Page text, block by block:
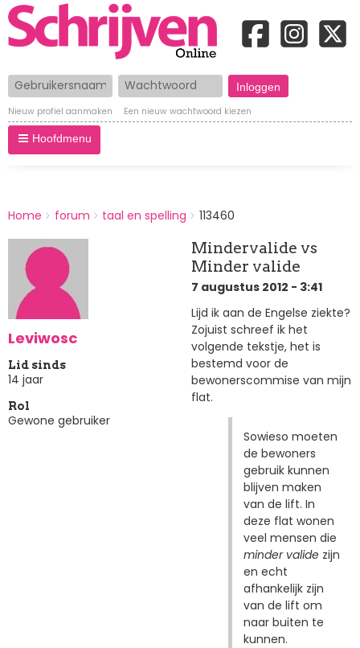
Gebruikersnaam Wachtwoord
Nieuw profiel aanmaken Een nieuw wachtwoord kiezen
Hoofdmenu
BREADCRUMBS
You
here:
Home forum taal en spelling 113460
Leviwosc
Lid sinds
14 jaar
Rol
Gewone gebruiker
Mindervalide vs
Minder valide
7 augustus 2012 - 3:41
Lijd ik aan de Engelse ziekte?
Zojuist schreef ik het
volgende tekstje, het is
bestemd voor de
bewonerscommise van mijn
flat.
Sowieso moeten
de bewoners
gebruik kunnen
blijven maken
van de lift. In
deze flat wonen
veel mensen die
minder validezijn
en echt
afhankelijk zijn
van de lift om
naar buiten te
kunnen.